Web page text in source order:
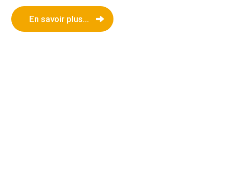
En savoir plus...